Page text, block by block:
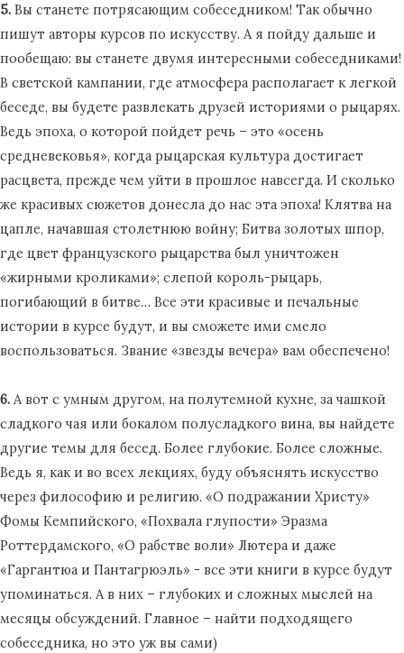
5. Вы станете потрясающим собеседником! Так обычно
пишут авторы курсов по искусству. А я пойду дальше и
пообещаю: вы станете двумя интересными собеседниками!
В светской кампании, где атмосфера располагает к легкой
беседе, вы будете развлекать друзей историями о рыцарях.
Ведь эпоха, о которой пойдет речь – это «осень
средневековья», когда рыцарская культура достигает
расцвета, прежде чем уйти в прошлое навсегда. И сколько
же красивых сюжетов донесла до нас эта эпоха! Клятва на
цапле, начавшая столетнюю войну; Битва золотых шпор,
где цвет французского рыцарства был уничтожен
«жирными кроликами»; слепой король-рыцарь,
погибающий в битве… Все эти красивые и печальные
истории в курсе будут, и вы сможете ими смело
воспользоваться. Звание «звезды вечера» вам обеспечено!
6. А вот с умным другом, на полутемной кухне, за чашкой
сладкого чая или бокалом полусладкого вина, вы найдете
другие темы для бесед. Более глубокие. Более сложные.
Ведь я, как и во всех лекциях, буду объяснять искусство
через философию и религию. «О подражании Христу»
Фомы Кемпийского, «Похвала глупости» Эразма
Роттердамского, «О рабстве воли» Лютера и даже
«Гаргантюа и Пантагрюэль» - все эти книги в курсе будут
упоминаться. А в них – глубоких и сложных мыслей на
месяцы обсуждений. Главное – найти подходящего
собеседника, но это уж вы сами)